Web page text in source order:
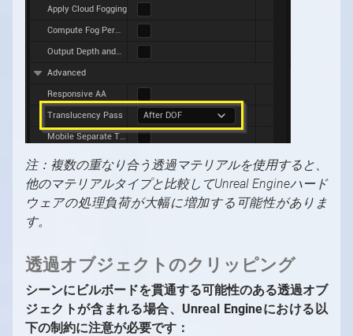
注：複数の重なり合う透過マテリアルを使用すると、
他のマテリアルタイプと比較してUnreal Engineハード
ウェアの処理負荷が大幅に増加する可能性がありま
す。
透過オブジェクトのクリッピング
シーンにビルボードを貫通する可能性のある透過オブ
ジェクトが含まれる場合、Unreal Engineにおける以
下の制約に注意が必要です：